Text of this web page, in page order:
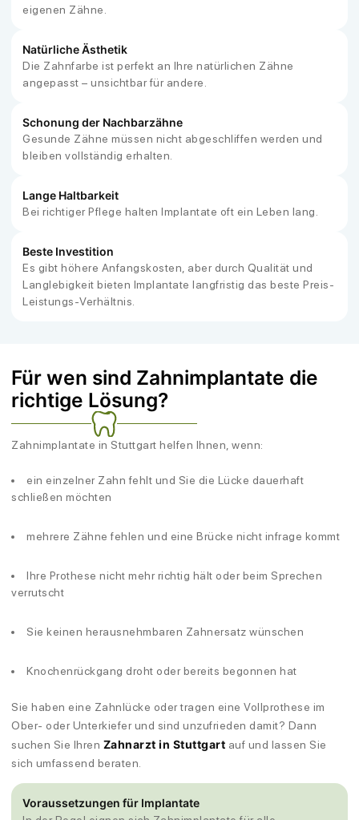
eigenen Zähne.
Natürliche Ästhetik
Die Zahnfarbe ist perfekt an Ihre natürlichen Zähne
angepasst – unsichtbar für andere.
Schonung der Nachbarzähne
Gesunde Zähne müssen nicht abgeschliffen werden und
bleiben vollständig erhalten.
Lange Haltbarkeit
Bei richtiger Pflege halten Implantate oft ein Leben lang.
Beste Investition
Es gibt höhere Anfangskosten, aber durch Qualität und
Langlebigkeit bieten Implantate langfristig das beste Preis-
Leistungs-Verhältnis.
Für wen sind Zahnimplantate die
richtige Lösung?
Zahnimplantate in Stuttgart helfen Ihnen, wenn:
ein einzelner Zahn fehlt und Sie die Lücke dauerhaft
schließen möchten
mehrere Zähne fehlen und eine Brücke nicht infrage kommt
Ihre Prothese nicht mehr richtig hält oder beim Sprechen
verrutscht
Sie keinen herausnehmbaren Zahnersatz wünschen
Knochenrückgang droht oder bereits begonnen hat
Sie haben eine Zahnlücke oder tragen eine Vollprothese im
Ober- oder Unterkiefer und sind unzufrieden damit? Dann
suchen Sie Ihren Zahnarzt in Stuttgart auf und lassen Sie
sich umfassend beraten.
Voraussetzungen für Implantate